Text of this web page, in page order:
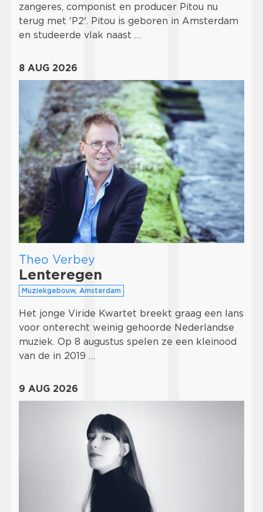
zangeres, componist en producer Pitou nu
terug met 'P2'. Pitou is geboren in Amsterdam
en studeerde vlak naast …
8 AUG 2026
Theo Verbey
Lenteregen
Muziekgebouw, Amsterdam
Het jonge Viride Kwartet breekt graag een lans
voor onterecht weinig gehoorde Nederlandse
muziek. Op 8 augustus spelen ze een kleinood
van de in 2019 …
9 AUG 2026